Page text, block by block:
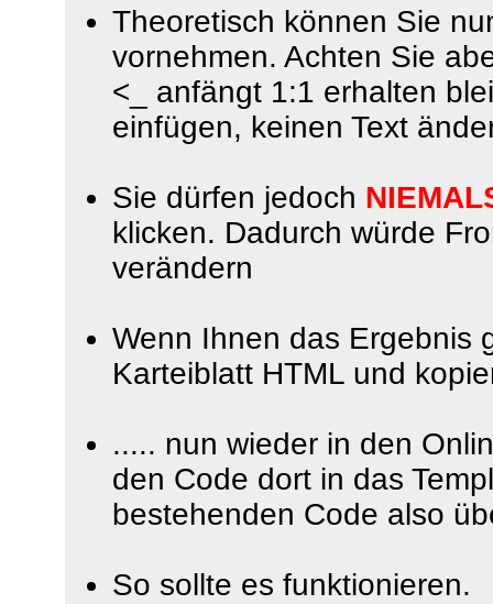
Theoretisch können Sie
vornehmen. Achten Sie
<_ anfängt 1:1 erhalten
einfügen, keinen Text
Sie dürfen jedoch
klicken. Dadurch würde
verändern
Wenn Ihnen das Ergebnis
Karteiblatt HTML und
..... nun wieder in den
den Code dort in das
bestehenden Code also
So sollte es funktionieren.